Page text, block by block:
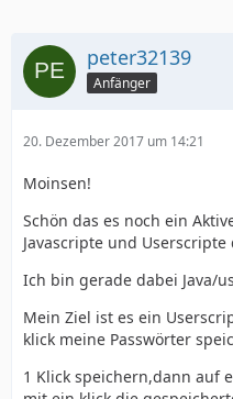
peter32139
Anfänger
20. Dezember 2017 um 14:21
Moinsen!
Schön das es noch ein
Javascripte und
Ich bin gerade dabei Java/
Mein Ziel ist es ein
klick meine Passwörter
1 Klick speichern,dann auf